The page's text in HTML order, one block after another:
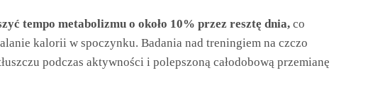
tempo metabolizmu o około 10% przez resztę dnia, co
kalorii w spoczynku. Badania nad treningiem na czczo
podczas aktywności i polepszoną całodobową przemianę